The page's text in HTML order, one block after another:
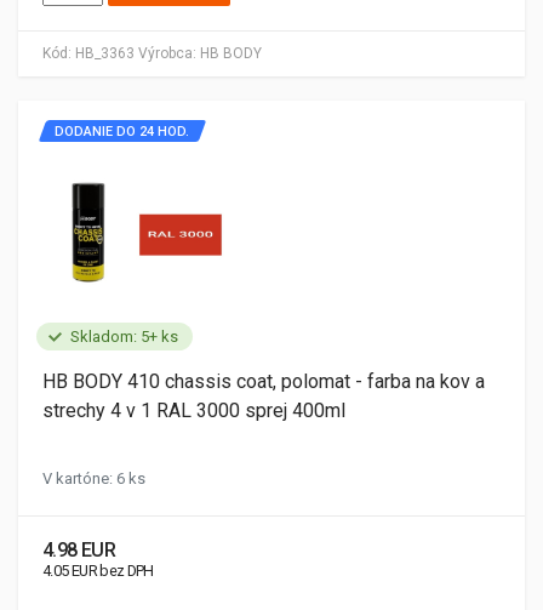
Kód: HB_3363 Výrobca: HB BODY
Skladom: 5+ ks
DODANIE DO 24 HOD.
HB BODY 410 chassis coat, polomat - farba na kov a
strechy 4 v 1 RAL 3000 sprej 400ml
V kartóne: 6 ks
4.98 EUR
4.05 EUR bez DPH